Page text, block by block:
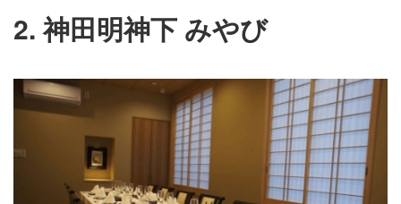
2. 神田明神下 みやび